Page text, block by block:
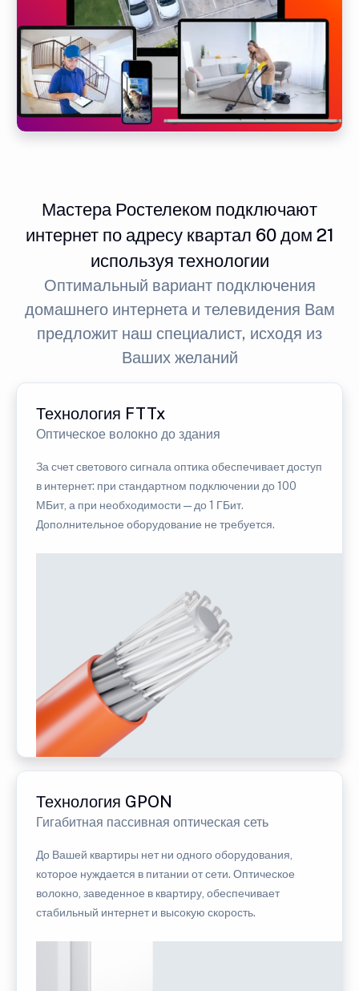
Мастера Ростелеком подключают
интернет по адресу квартал 60 дом 21
используя технологии
Оптимальный вариант подключения
домашнего интернета и телевидения Вам
предложит наш специалист, исходя из
Ваших желаний
Технология FTTx
Оптическое волокно до здания
За счет светового сигнала оптика обеспечивает доступ
в интернет: при стандартном подключении до 100
МБит, а при необходимости — до 1 ГБит.
Дополнительное оборудование не требуется.
Технология GPON
Гигабитная пассивная оптическая сеть
До Вашей квартиры нет ни одного оборудования,
которое нуждается в питании от сети. Оптическое
волокно, заведенное в квартиру, обеспечивает
стабильный интернет и высокую скорость.